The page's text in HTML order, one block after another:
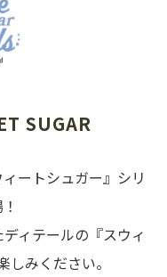
み
SUGAR
ートシュガー』シリ
ィテールの『スウィ
みください。